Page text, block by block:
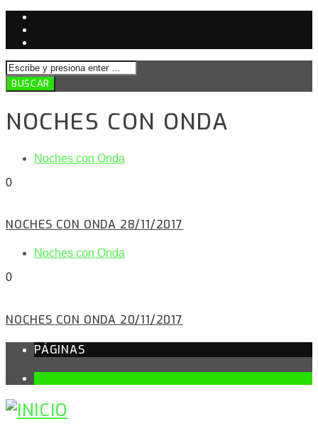
NOCHES CON ONDA
Noches con Onda
0
NOCHES CON ONDA 28/11/2017
Noches con Onda
0
NOCHES CON ONDA 20/11/2017
PÁGINAS